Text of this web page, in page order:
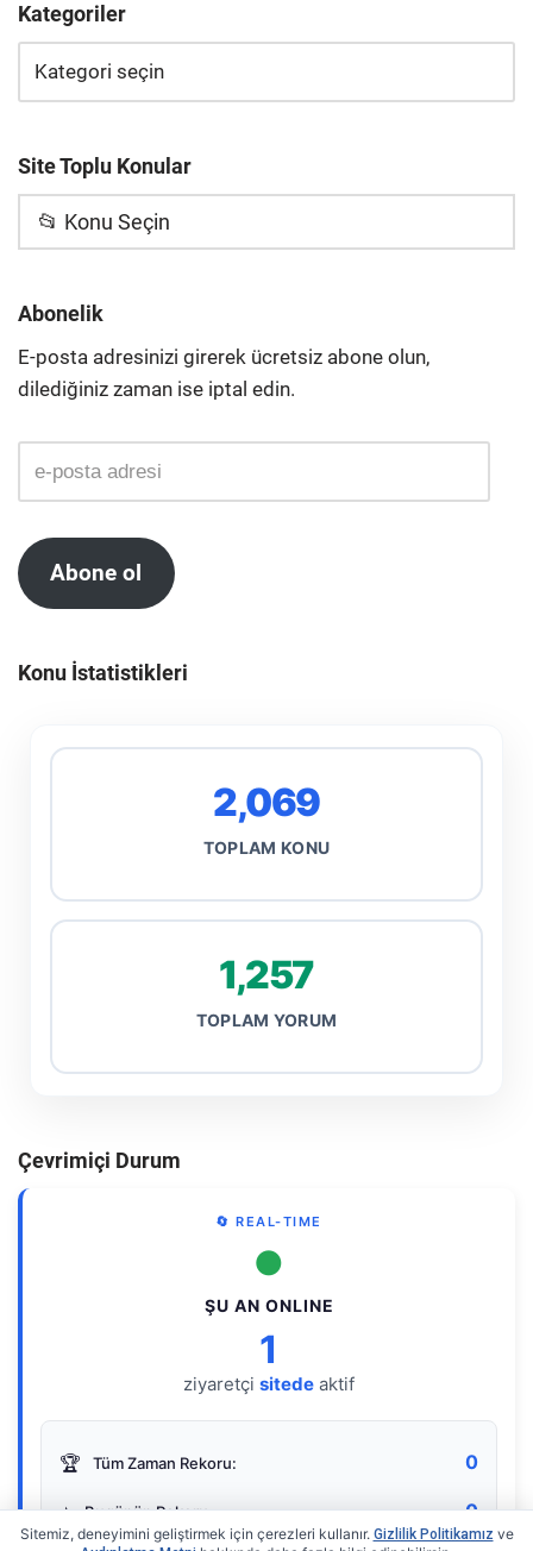
Kategoriler
Site Toplu Konular
📂 Konu Seçin
Abonelik
E-posta adresinizi girerek ücretsiz abone olun,
dilediğiniz zaman ise iptal edin.
Abone ol
Konu İstatistikleri
2,069
TOPLAM KONU
1,257
TOPLAM YORUM
Çevrimiçi Durum
🔄 REAL-TIME
●
ŞU AN ONLINE
1
ziyaretçi sitede aktif
🏆 Tüm Zaman Rekoru: 0
⭐ Bugünün Rekoru: 0
Sitemiz, deneyimini geliştirmek için çerezleri kullanır. Gizlilik Politikamız ve